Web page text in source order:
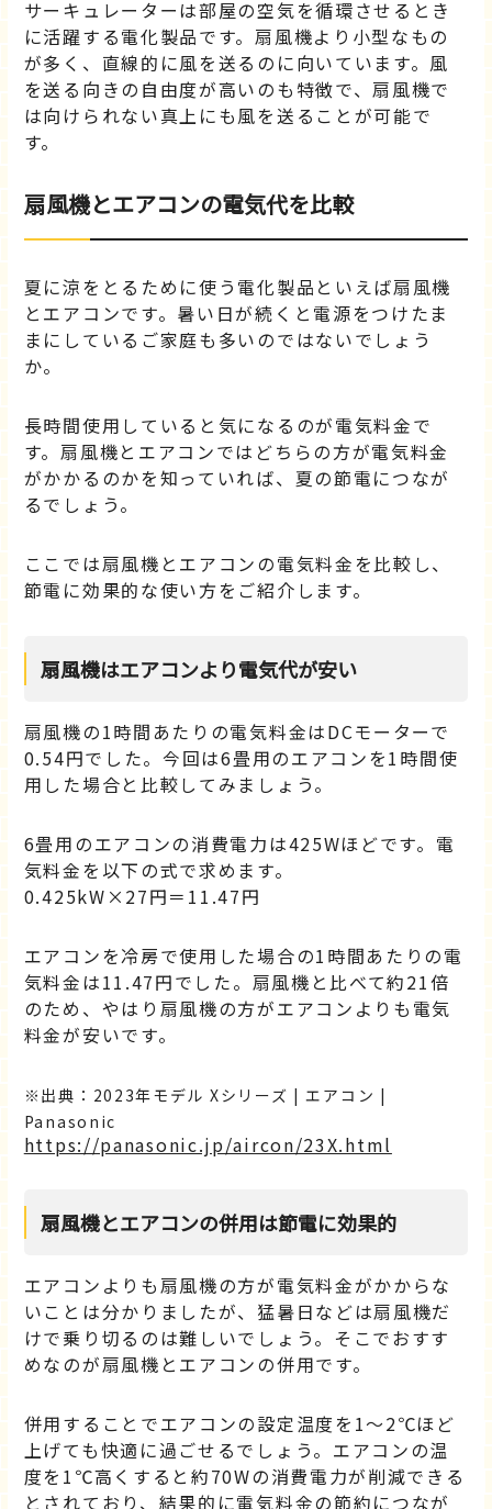
サーキュレーターは部屋の空気を循環させるとき
に活躍する電化製品です。扇風機より小型なもの
が多く、直線的に風を送るのに向いています。風
を送る向きの自由度が高いのも特徴で、扇風機で
は向けられない真上にも風を送ることが可能で
す。
扇風機とエアコンの電気代を比較
夏に涼をとるために使う電化製品といえば扇風機
とエアコンです。暑い日が続くと電源をつけたま
まにしているご家庭も多いのではないでしょう
か。
長時間使用していると気になるのが電気料金で
す。扇風機とエアコンではどちらの方が電気料金
がかかるのかを知っていれば、夏の節電につなが
るでしょう。
ここでは扇風機とエアコンの電気料金を比較し、
節電に効果的な使い方をご紹介します。
扇風機はエアコンより電気代が安い
扇風機の1時間あたりの電気料金はDCモーターで
0.54円でした。今回は6畳用のエアコンを1時間使
用した場合と比較してみましょう。
6畳用のエアコンの消費電力は425Wほどです。電
気料金を以下の式で求めます。
0.425kW×27円＝11.47円
エアコンを冷房で使用した場合の1時間あたりの電
気料金は11.47円でした。扇風機と比べて約21倍
のため、やはり扇風機の方がエアコンよりも電気
料金が安いです。
出典：2023年モデル Xシリーズ | エアコン |
Panasonic
https://panasonic.jp/aircon/23X.html
扇風機とエアコンの併用は節電に効果的
エアコンよりも扇風機の方が電気料金がかからな
いことは分かりましたが、猛暑日などは扇風機だ
けで乗り切るのは難しいでしょう。そこでおすす
めなのが扇風機とエアコンの併用です。
併用することでエアコンの設定温度を1～2℃ほど
上げても快適に過ごせるでしょう。エアコンの温
度を1℃高くすると約70Wの消費電力が削減できる
とされており、結果的に電気料金の節約につなが